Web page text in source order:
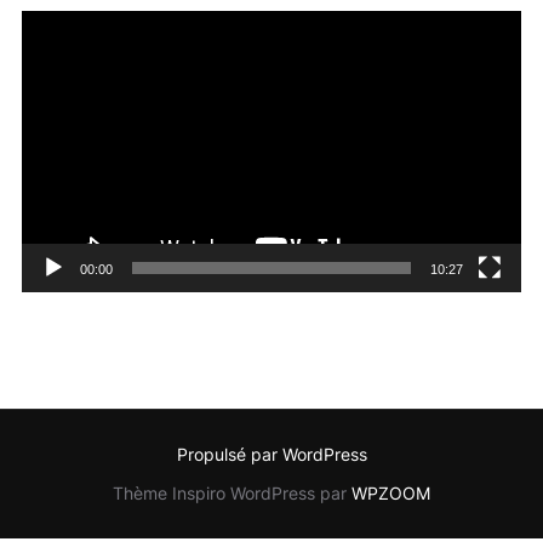
00:00 10:27
Propulsé par WordPress
Thème Inspiro WordPress par WPZOOM